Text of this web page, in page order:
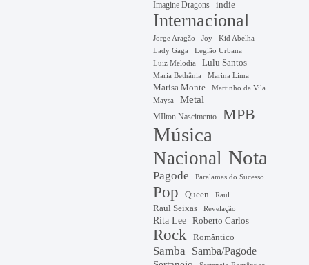
Imagine Dragons indie
Internacional
Jorge Aragão Joy Kid Abelha
Lady Gaga
Legião Urbana
Luiz Melodia
Lulu Santos
Maria Bethânia Marina Lima
Marisa Monte
Martinho da Vila
Maysa
Metal
MIlton Nascimento MPB
Música
Nacional Nota
Pagode Paralamas do Sucesso
Pop Queen Raul
Raul Seixas Revelação
Rita Lee Roberto Carlos
Rock Romântico
Samba
Samba/Pagode